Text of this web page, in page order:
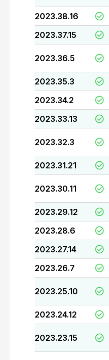
2023.38.16
2023.37.15
2023.36.5
2023.35.3
2023.34.2
2023.33.13
2023.32.3
2023.31.21
2023.30.11
2023.29.12
2023.28.6
2023.27.14
2023.26.7
2023.25.10
2023.24.12
2023.23.15